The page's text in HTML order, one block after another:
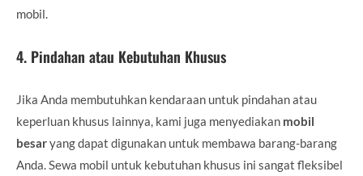
mobil.
4. Pindahan atau Kebutuhan Khusus
Jika Anda membutuhkan kendaraan untuk pindahan atau
keperluan khusus lainnya, kami juga menyediakan mobil
besaryang dapat digunakan untuk membawa barang-barang
Anda. Sewa mobil untuk kebutuhan khusus ini sangat fleksibel